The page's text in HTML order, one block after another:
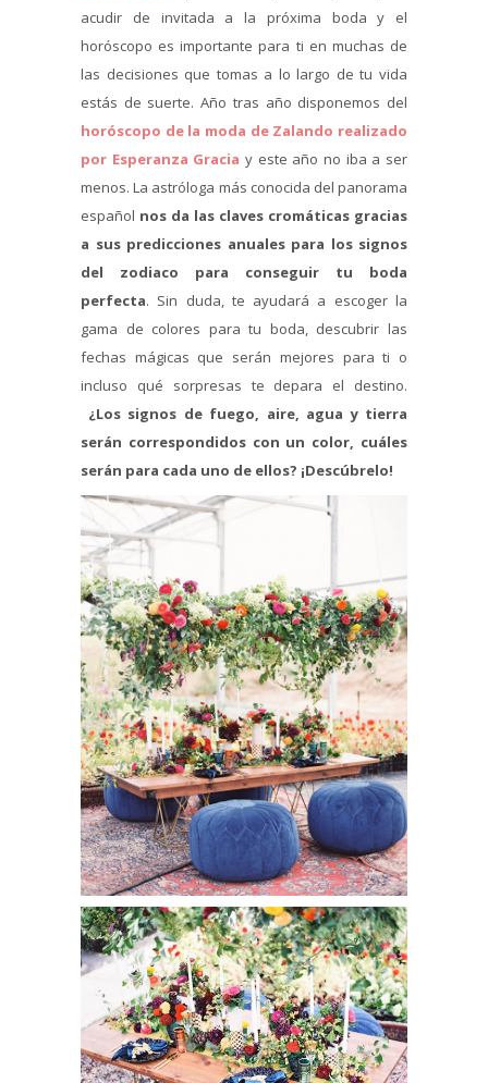
acudir de invitada a la próxima boda y el
horóscopo es importante para ti en muchas de
las decisiones que tomas a lo largo de tu vida
estás de suerte. Año tras año disponemos del
horóscopo de la moda de Zalando realizado
por Esperanza Gracia y este año no iba a ser
menos. La astróloga más conocida del panorama
español nos da las claves cromáticas gracias
a sus predicciones anuales para los signos
del zodiaco para conseguir tu boda
perfecta. Sin duda, te ayudará a escoger la
gama de colores para tu boda, descubrir las
fechas mágicas que serán mejores para ti o
incluso qué sorpresas te depara el destino.
¿Los signos de fuego, aire, agua y tierra
serán correspondidos con un color, cuáles
serán para cada uno de ellos? ¡Descúbrelo!